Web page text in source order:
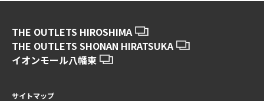
THE OUTLETS HIROSHIMA
THE OUTLETS SHONAN HIRATSUKA
イオンモール八幡東
サイトマップ